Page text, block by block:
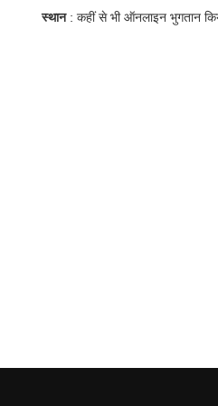
स्थान: कहीं से भी ऑनलाइन भुगतान